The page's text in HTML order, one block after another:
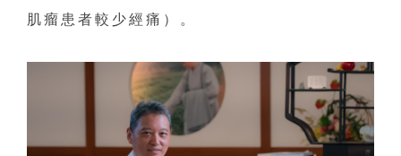
肌瘤患者較少經痛）。